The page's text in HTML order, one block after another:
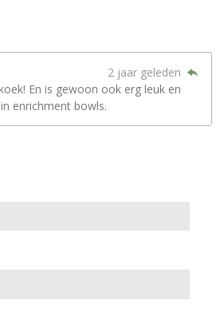
2 jaar geleden
En is gewoon ook erg leuk en
enrichment bowls.